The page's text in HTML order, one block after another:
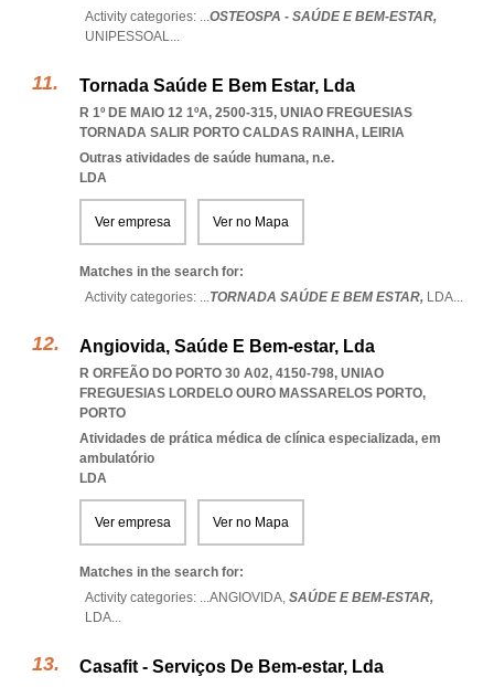
Activity categories: ...OSTEOSPA - SAÚDE E BEM-ESTAR,
UNIPESSOAL...
Tornada Saúde E Bem Estar, Lda
R 1º DE MAIO 12 1ºA, 2500-315, UNIAO FREGUESIAS
TORNADA SALIR PORTO CALDAS RAINHA, LEIRIA
Outras atividades de saúde humana, n.e.
LDA
Ver empresa Ver no Mapa
Matches in the search for:
Activity categories: ...TORNADA SAÚDE E BEM ESTAR, LDA...
Angiovida, Saúde E Bem-estar, Lda
R ORFEÃO DO PORTO 30 A02, 4150-798, UNIAO
FREGUESIAS LORDELO OURO MASSARELOS PORTO,
PORTO
Atividades de prática médica de clínica especializada, em
ambulatório
LDA
Ver empresa Ver no Mapa
Matches in the search for:
Activity categories: ...ANGIOVIDA, SAÚDE E BEM-ESTAR,
LDA...
Casafit - Serviços De Bem-estar, Lda